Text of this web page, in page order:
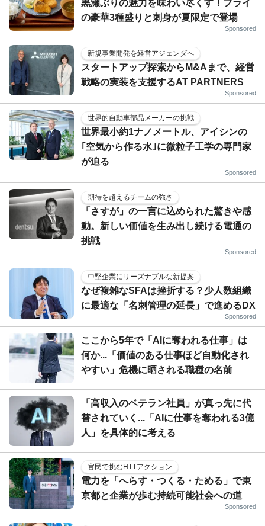
黒瀬ぶりの魅力を味わい尽くす！フライ
の豪華3種盛りと刺身が夏限定で登場
Sponsored
新規事業開発を経営アジェンダへ
スタートアップ探索からM&Aまで、経営
戦略の実装を支援するAT PARTNERS
Sponsored
世界的自動車部品メーカーの挑戦
世界最小約1ナノメートル、アイシンの
｢空気から作る水｣に微粒子工学の専門家
が迫る
Sponsored
期待を超えるチームの強さ
「さすが」の一言に込められた驚きや感
動。新しい価値を生み出し続ける電通の
挑戦
Sponsored
中堅企業にリーズナブルな新提案
なぜ複雑なSFAは挫折する？少人数組織
に最適な「名刺管理の延長」で進めるDX
Sponsored
ここから5年で「AIに奪われる仕事」は
何か...「価値のある仕事ほど自動化され
やすい」危機に晒される職種の名前
「高収入のベテラン社員」が真っ先に代
替されていく...「AIに仕事を奪われる3億
人」を具体的に考える
官民で挑むHTTアクション
電力を「へらす・つくる・ためる」で東
京都と企業が歩む持続可能社会への道
Sponsored